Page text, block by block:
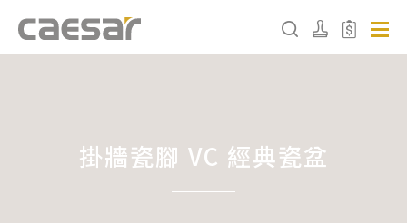
產品分類
掛牆瓷腳 VC 經典瓷盆